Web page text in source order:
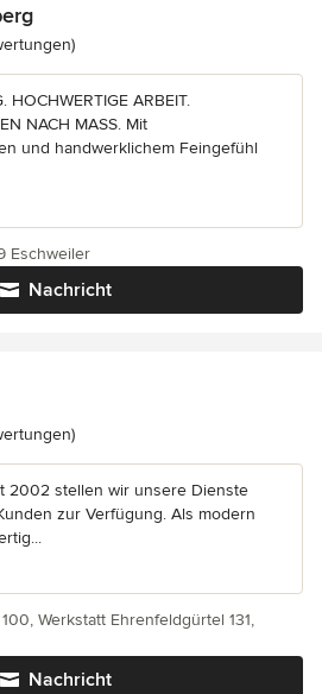
5 von 5 Sternen
HOCHWERTIGE ARBEIT.
NACH MASS. Mit
und handwerklichem Feingefühl
Nachricht
Eschweiler
5 von 5 Sternen
2002 stellen wir unsere Dienste
zur Verfügung. Als modern
Nachricht
Werkstatt Ehrenfeldgürtel 131,